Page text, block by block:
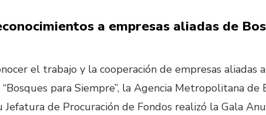
a empresas aliadas de
el trabajo y la cooperación de empresas aliadas
para Siempre”, la Agencia Metropolitana de
Jefatura de Procuración de Fondos realizó la Gala